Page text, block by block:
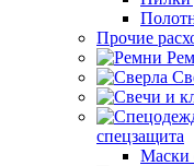
Прочие
спецзащита
Маски